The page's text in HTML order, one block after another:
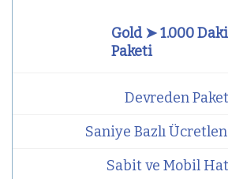
Gold ➤ 1.000
Paketi
Devreden Paket
Saniye Bazlı
Sabit ve Mobil